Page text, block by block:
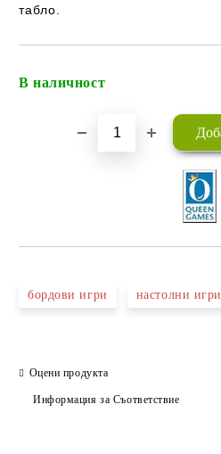
табло.
В наличност
бордови игри настолни игри
Оцени продукта
Информация за Съответствие